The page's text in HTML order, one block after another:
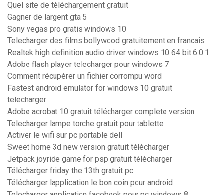
Quel site de téléchargement gratuit
Gagner de largent gta 5
Sony vegas pro gratis windows 10
Telecharger des films bollywood gratuitement en francais
Realtek high definition audio driver windows 10 64 bit 6.0.1
Adobe flash player telecharger pour windows 7
Comment récupérer un fichier corrompu word
Fastest android emulator for windows 10 gratuit
télécharger
Adobe acrobat 10 gratuit télécharger complete version
Telecharger lampe torche gratuit pour tablette
Activer le wifi sur pc portable dell
Sweet home 3d new version gratuit télécharger
Jetpack joyride game for psp gratuit télécharger
Télécharger friday the 13th gratuit pc
Télécharger lapplication le bon coin pour android